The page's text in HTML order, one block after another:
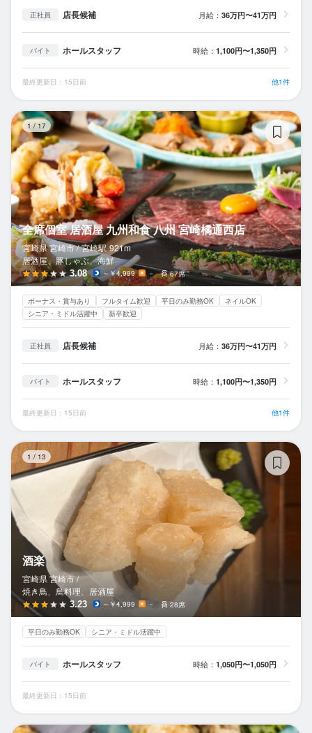
正社員 店長候補 月給： 36万円〜41万円
バイト ホールスタッフ 時給： 1,100円〜1,350円
最終更新日：15日前 他1件
1 / 17
全席個室 居酒屋 九州和食 八州 宮崎橘通西店
宮崎県 宮崎市 / 宮崎駅 921m
居酒屋、豚しゃぶ、海鮮
3.08 ～￥4,999 － 67席
ボーナス・賞与あり フルタイム歓迎 平日のみ勤務OK
ネイルOK
シニア・ミドル活躍中
新卒歓迎
正社員 店長候補 月給： 36万円〜41万円
バイト ホールスタッフ 時給： 1,100円〜1,350円
最終更新日：15日前 他1件
1 / 13
酒楽
宮崎県 宮崎市 /
焼き鳥、鳥料理、居酒屋
3.23 ～￥4,999 － 28席
平日のみ勤務OK シニア・ミドル活躍中
バイト ホールスタッフ 時給： 1,050円〜1,050円
最終更新日：15日前